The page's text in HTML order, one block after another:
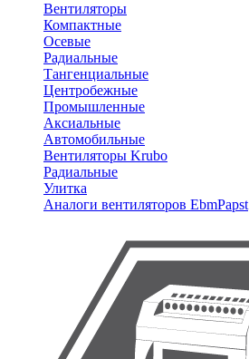
Вентиляторы
Компактные
Осевые
Радиальные
Тангенциальные
Центробежные
Промышленные
Аксиальные
Автомобильные
Вентиляторы Krubo
Радиальные
Улитка
Аналоги вентиляторов EbmPapst